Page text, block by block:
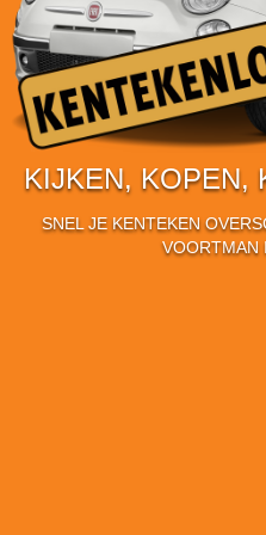
KIJKEN, KOPEN,
SNEL JE KENTEKEN
VOORTMAN